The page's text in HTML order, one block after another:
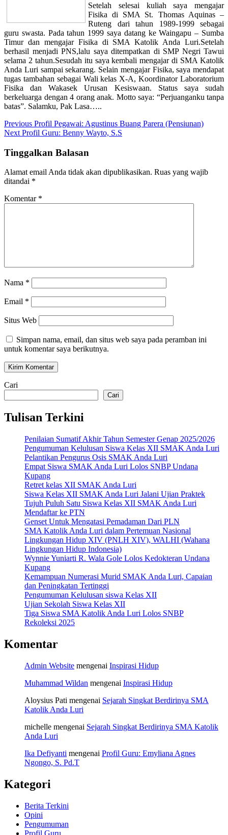
Setelah selesai kuliah saya mengajar
Fisika di SMA St. Thomas Aquinas –
Ruteng dari tahun 1989-1999 sebagai
guru swasta. Pada tahun 1999 saya datang ke Waingapu – Sumba
Timur dan mengajar Fisika di SMA Katolik Anda Luri.Setelah
berhasil menjadi PNS,lalu saya ditempatkan di SMP Negri Tawui
selama 2 tahun.Sesudah itu saya kembali mengajar di SMA Katolik
Anda Luri sampai sekarang. Selain mengajar Fisika, saya mendapat
tugas tambahan sebagai Wali kelas X-A, Koordinator Laboratorium
Fisika dan Wakasek Urusan Kesiswaan. Status saya sudah
berkeluarga dengan 4 orang anak. Motto saya: “Perjuanganku tanpa
batas”. Salamku, Pak Lasa…..
Navigasi
pos
Previous Previous
post:
Profil Pegawai: Agustinus Buang Parera (Pensiunan)
Next Next
Profil Guru: Benny Wayto, S.S
Tinggalkan Balasan
Alamat email Anda tidak akan dipublikasikan. Ruas yang wajib
ditandai *
Komentar *
Nama *
Email *
Situs Web
Simpan nama, email, dan situs web saya pada peramban ini
untuk komentar saya berikutnya.
Cari
Cari
Tulisan Terkini
Penilaian Sumatif Akhir Tahun Semester Genap 2025/2026
Pengumuman Kelulusan Siswa Kelas XII SMAK Anda Luri
Pelantikan Pengurus Osis SMAK Anda Luri
Empat Siswa SMAK Anda Luri Lolos SNBP Undana
Kupang
Retret kelas XII SMAK Anda Luri
Siswa Kelas XII SMAK Anda Luri Jalani Ujian Praktek
Tujuh Puluh Satu Siswa Kelas XII SMAK Anda Luri
Mendaftar ke PTN
Genset Untuk Mengatasi Pemadaman Dari PLN
SMA Katolik Anda Luri dalam Pertemuan Nasional
Lingkungan Hidup XIV (PNLH XIV), WALHI (Wahana
Lingkungan Hidup Indonesia)
Wynnie Yuniarti R. Wala Gole Lolos Kedokteran Undana
Kupang
Kemampuan Numerasi Murid SMAK Anda Luri, Capaian
dan Peningkatan Tertinggi
Pengumuman Kelulusan siswa Kelas XII
Ujian Sekolah Siswa Kelas XII
Tiga Siswa SMA Katolik Anda Luri Lolos SNBP
Rekoleksi 2025
Komentar
Admin Website mengenai Inspirasi Hidup
Muhammad Wildan mengenai Inspirasi Hidup
Aloysius Pati mengenai Sejarah Singkat Berdirinya SMA
Katolik Anda Luri
michelle mengenai Sejarah Singkat Berdirinya SMA Katolik
Anda Luri
Ika Defiyanti mengenai Profil Guru: Emyliana Agnes
Ngongo, S. Pd.T
Kategori
Berita Terkini
Opini
Pengumuman
Profil Guru